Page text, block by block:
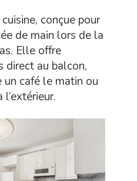
conçue pour
de main lors de la
Elle offre
direct au balcon,
un café le matin ou
l’extérieur.